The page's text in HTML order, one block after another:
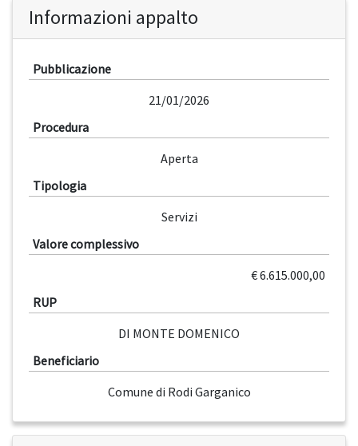
Informazioni appalto
Pubblicazione
21/01/2026
Procedura
Aperta
Tipologia
Servizi
Valore complessivo
€ 6.615.000,00
RUP
DI MONTE DOMENICO
Beneficiario
Comune di Rodi Garganico